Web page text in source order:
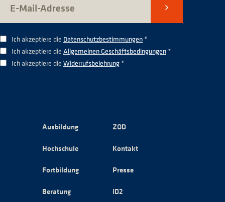
Senden
Ich akzeptiere die Datenschutzbestimmungen*
Ich akzeptiere die Allgemeinen Geschäftsbedingungen*
Ich akzeptiere die Widerrufsbelehrung*
Ausbildung
Hochschule
Fortbildung
Beratung
ZOD
Kontakt
Presse
ID2